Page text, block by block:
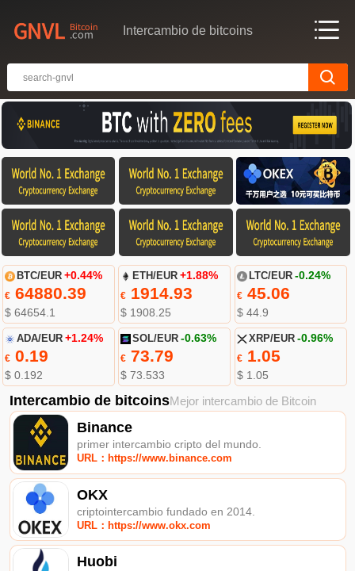
Intercambio de bitcoins
BTC/EUR +0.44%
€64880.39
$ 64654.1
ETH/EUR +1.88%
€ 1914.93
$ 1908.25
LTC/EUR -0.24%
€45.06
$ 44.9
ADA/EUR +1.24%
€0.19
$ 0.192
SOL/EUR -0.63%
€ 73.79
$ 73.533
XRP/EUR -0.96%
€1.05
$ 1.05
Intercambio de bitcoinsMejor intercambio de Bitcoin
Binance
primer intercambio cripto del mundo.
URL：https://www.binance.com
OKX
criptointercambio fundado en 2014.
URL：https://www.okx.com
Huobi